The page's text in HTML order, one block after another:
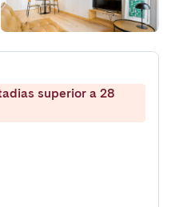
superior a 28